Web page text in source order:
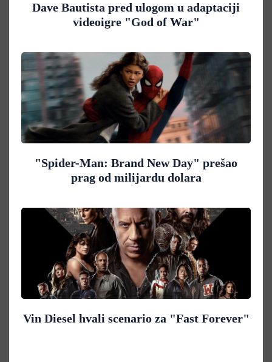
Dave Bautista pred ulogom u adaptaciji
videoigre "God of War"
"Spider-Man: Brand New Day" prešao
prag od milijardu dolara
Vin Diesel hvali scenario za "Fast Forever"